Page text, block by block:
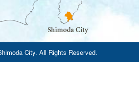
City. All Rights Reserved.